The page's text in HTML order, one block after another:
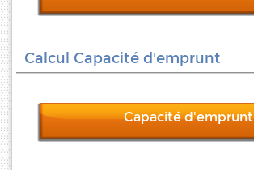
Calcul Capacité d'emprunt
Capacité d'emprunt